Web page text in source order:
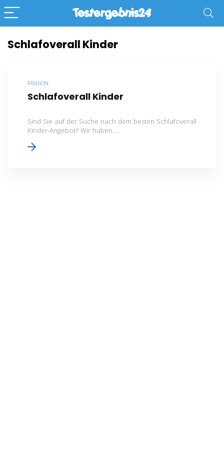
Schlafoverall Kinder
FASHION
Schlafoverall Kinder
Sind Sie auf der Suche nach dem besten Schlafoverall
Kinder-Angebot? Wir haben ...